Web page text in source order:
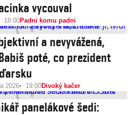
vycouval
18:00Padni komu padni
a nevyvážená,
poté, co prezident
2026 19:00Divoký kačer
panelákové šedi: